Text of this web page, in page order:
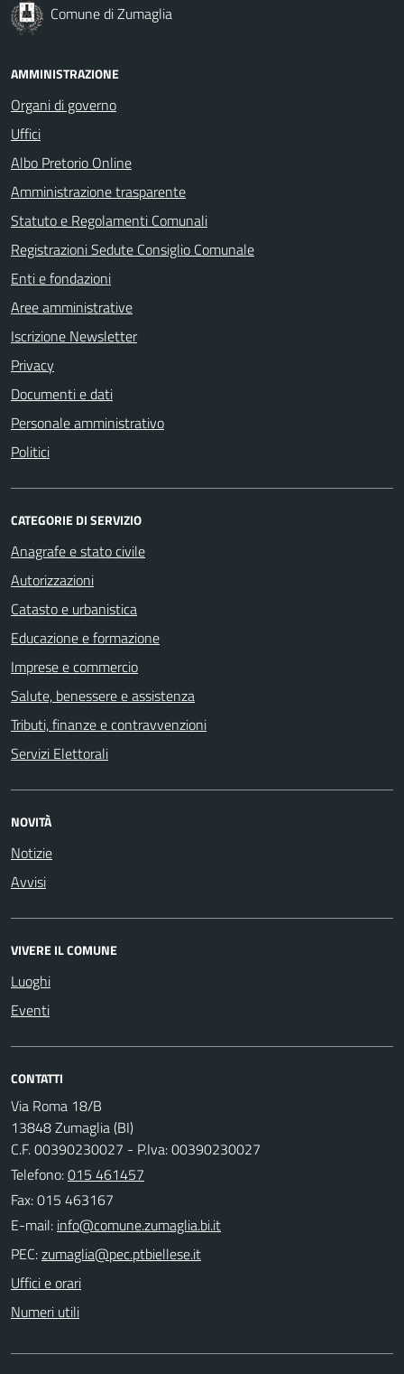
Comune di Zumaglia
AMMINISTRAZIONE
Organi di governo
Uffici
Albo Pretorio Online
Amministrazione trasparente
Statuto e Regolamenti Comunali
Registrazioni Sedute Consiglio Comunale
Enti e fondazioni
Aree amministrative
Iscrizione Newsletter
Privacy
Documenti e dati
Personale amministrativo
Politici
CATEGORIE DI SERVIZIO
Anagrafe e stato civile
Autorizzazioni
Catasto e urbanistica
Educazione e formazione
Imprese e commercio
Salute, benessere e assistenza
Tributi, finanze e contravvenzioni
Servizi Elettorali
NOVITÀ
Notizie
Avvisi
VIVERE IL COMUNE
Luoghi
Eventi
CONTATTI
Via Roma 18/B
13848 Zumaglia (BI)
C.F. 00390230027 - P.Iva: 00390230027
Telefono:015 461457
Fax: 015 463167
E-mail:
PEC:
Uffici e orari
Numeri utili